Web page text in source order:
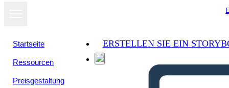
Startseite
Ressourcen
Preisgestaltung
ERSTELLEN SIE EIN
Als Diashow
ansehen